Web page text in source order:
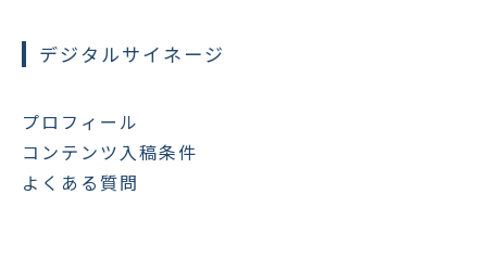
デジタルサイネージ
プロフィール
コンテンツ入稿条件
よくある質問